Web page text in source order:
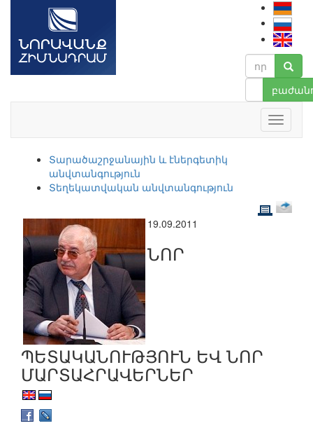
Տարածաշրջանային և էներգետիկ
անվտանգություն
Տեղեկատվական անվտանգություն
19.09.2011
ՆՈՐ
ՊԵՏԱԿԱՆՈՒԹՅՈՒՆ ԵՎ ՆՈՐ
ՄԱՐՏԱՀՐԱՎԵՐՆԵՐ